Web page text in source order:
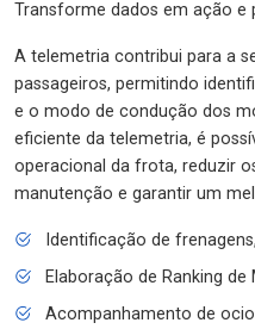
Transforme dados em ação e
A telemetria contribui para a
passageiros, permitindo
e o modo de condução dos
eficiente da telemetria, é
operacional da frota, reduzir
manutenção e garantir um
Identificação de
Elaboração de Ranking de
Acompanhamento de